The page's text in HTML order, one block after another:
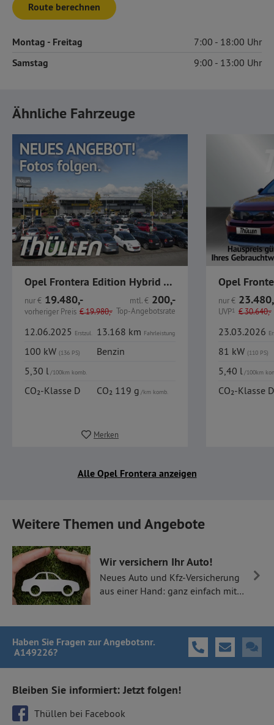
Route berechnen
Montag - Freitag 7:00 18:00
Samstag 9:00 13:00
Ähnliche Fahrzeuge
Opel Frontera Edition Hybrid Automatik Navi
nur€ 19.480,-
vorheriger Preis €19.980,-
mtl.€ 200,-
Top-Angebotsrate
12.06.2025 Erstzul. 13.168 km Fahrleistung
100 kW (136 PS)
Benzin
5,30 l/100km komb.
CO₂-Klasse D CO₂ 119 g/km komb.
Merken
nur€
UVP1 €30.640,-
23.03.2026
81 kW (110 PS)
5,40 l/100km
CO₂-Klasse D
Alle Opel Frontera anzeigen
Weitere Themen und Angebote
Wir versichern Ihr Auto!
Neues Auto und Kfz-Versicherung
aus einer Hand: ganz einfach mit
Haben Sie Fragen zur Angebotsnr.
A149226?
Bleiben Sie informiert: Jetzt folgen!
Thüllen bei Facebook